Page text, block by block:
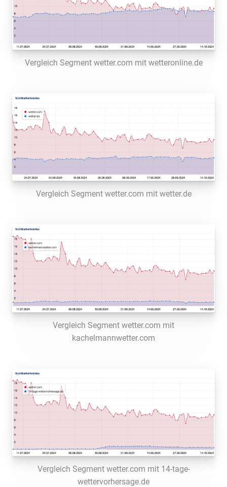
Vergleich Segment wetter.com mit wetteronline.de
Vergleich Segment wetter.com mit wetter.de
Vergleich Segment wetter.com mit
kachelmannwetter.com
Vergleich Segment wetter.com mit 14-tage-
wettervorhersage.de